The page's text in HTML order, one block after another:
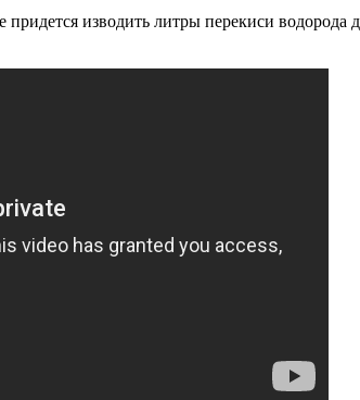
изводить литры перекиси водорода